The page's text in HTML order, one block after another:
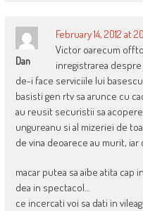
Dan
February 14, 2012 at
Victor oarecum
inregistrarea
de-i face serviciile lui
basisti gen rtv sa arunce cu
au reusit securistii sa
ungureanu si al mizeriei de
de vina deoarece au murit,
macar putea sa aibe atita cap
dea in spectacol…
ce incercati voi sa dati in